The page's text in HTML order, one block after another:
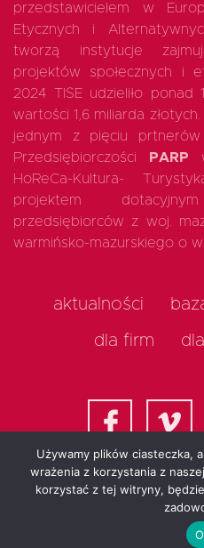
przedstawicielem w
Etycznych i
tworzą instytucje
projektów społecznych i
2024 TISE udzieliło ponad
wartości 1,6 miliarda
jednym z pięciu prtnerów
Przedsiębiorczości
PARP
HoReCa-Kultura-
projektem
przedsiębiorców z woj.
warmińsko-mazurskiego o
aktualności
dla firm
All rights
Używamy plików ciasteczka,
wrażenia z korzystania z
korzystać z tej witryny,